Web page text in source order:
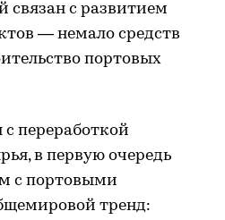
связан с развитием
— немало средств
портовых
с переработкой
в первую очередь
с портовыми
тренд: